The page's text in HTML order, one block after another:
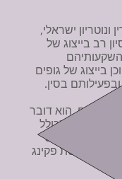
ונוטריון ישראלי,
רב בייצוג של
בייצוג של גופים
בסין.
עו"ד ינאי לושי חי בסין 6 שנים, הוא דובר
מלאה בשפה (כולל
תואר שני במשפט
פקינג